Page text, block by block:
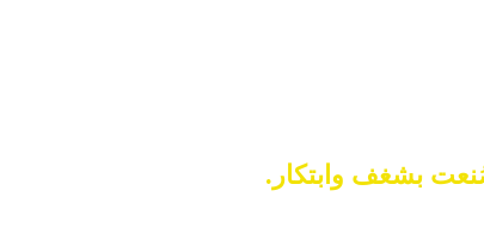
بشغف وابتكار.